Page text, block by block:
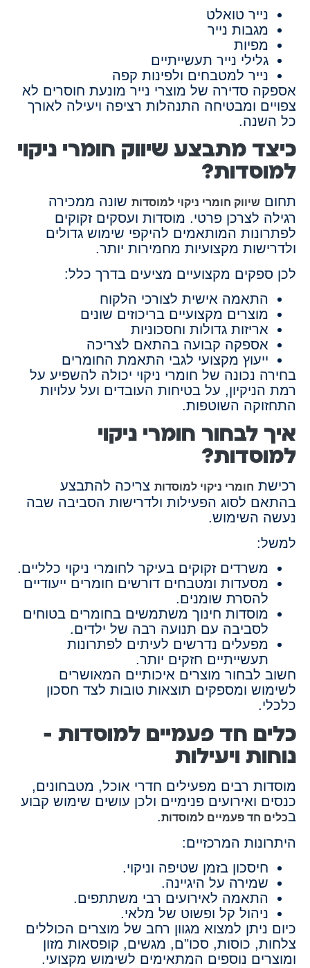
נייר טואלט
מגבות נייר
מפיות
גלילי נייר תעשייתיים
נייר למטבחים ולפינות קפה
אספקה סדירה של מוצרי נייר מונעת חוסרים לא
צפויים ומבטיחה התנהלות רציפה ויעילה לאורך
כל השנה.
כיצד מתבצע שיווק חומרי ניקוי
למוסדות?
תחום שיווק חומרי ניקוי למוסדות שונה ממכירה
רגילה לצרכן פרטי. מוסדות ועסקים זקוקים
לפתרונות המותאמים להיקפי שימוש גדולים
ולדרישות מקצועיות מחמירות יותר.
לכן ספקים מקצועיים מציעים בדרך כלל:
התאמה אישית לצורכי הלקוח
מוצרים מקצועיים בריכוזים שונים
אריזות גדולות וחסכוניות
אספקה קבועה בהתאם לצריכה
ייעוץ מקצועי לגבי התאמת החומרים
בחירה נכונה של חומרי ניקוי יכולה להשפיע על
רמת הניקיון, על בטיחות העובדים ועל עלויות
התחזוקה השוטפות.
איך לבחור חומרי ניקוי
למוסדות?
רכישת חומרי ניקוי למוסדות צריכה להתבצע
בהתאם לסוג הפעילות ולדרישות הסביבה שבה
נעשה השימוש.
למשל:
משרדים זקוקים בעיקר לחומרי ניקוי כלליים.
מסעדות ומטבחים דורשים חומרים ייעודיים
להסרת שומנים.
מוסדות חינוך משתמשים בחומרים בטוחים
לסביבה עם תנועה רבה של ילדים.
מפעלים נדרשים לעיתים לפתרונות
תעשייתיים חזקים יותר.
חשוב לבחור מוצרים איכותיים המאושרים
לשימוש ומספקים תוצאות טובות לצד חסכון
כלכלי.
כלים חד פעמיים למוסדות –
נוחות ויעילות
מוסדות רבים מפעילים חדרי אוכל, מטבחונים,
כנסים ואירועים פנימיים ולכן עושים שימוש קבוע
בכלים חד פעמיים למוסדות.
היתרונות המרכזיים:
חיסכון בזמן שטיפה וניקוי.
שמירה על היגיינה.
התאמה לאירועים רבי משתתפים.
ניהול קל ופשוט של מלאי.
כיום ניתן למצוא מגוון רחב של מוצרים הכוללים
צלחות, כוסות, סכו"ם, מגשים, קופסאות מזון
ומוצרים נוספים המתאימים לשימוש מקצועי.